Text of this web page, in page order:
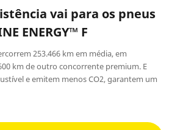
vai para os pneus
ENERGY™ F
253.466 km em média, em
km de outro concorrente premium. E
e emitem menos CO2, garantem um